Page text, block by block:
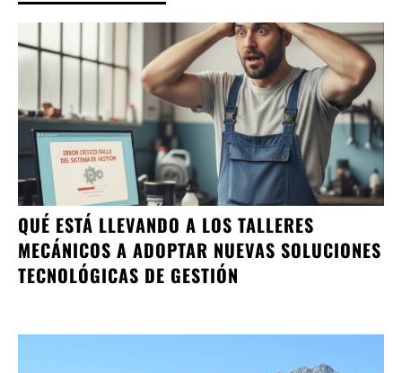
QUÉ ESTÁ LLEVANDO A LOS TALLERES
MECÁNICOS A ADOPTAR NUEVAS SOLUCIONES
TECNOLÓGICAS DE GESTIÓN